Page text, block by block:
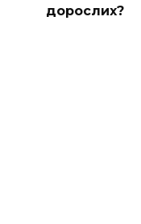
дорослих?